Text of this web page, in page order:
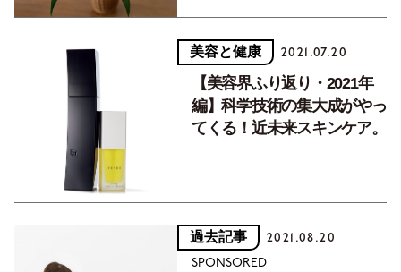
美容と健康 2021.07.20
【美容界ふり返り・2021年
編】科学技術の集大成がやっ
てくる！近未来スキンケア。
過去記事 2021.08.20
SPONSORED